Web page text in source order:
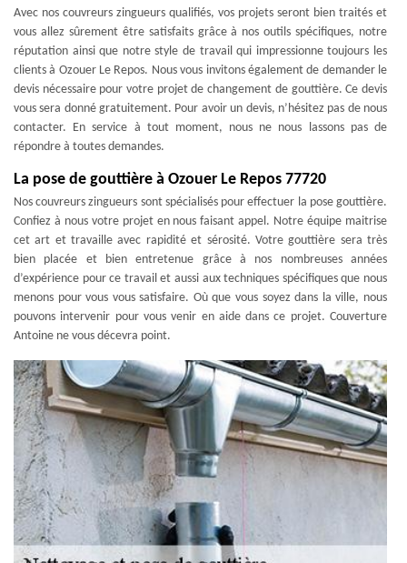
Avec nos couvreurs zingueurs qualifiés, vos projets seront bien traités et
vous allez sûrement être satisfaits grâce à nos outils spécifiques, notre
réputation ainsi que notre style de travail qui impressionne toujours les
clients à Ozouer Le Repos. Nous vous invitons également de demander le
devis nécessaire pour votre projet de changement de gouttière. Ce devis
vous sera donné gratuitement. Pour avoir un devis, n’hésitez pas de nous
contacter. En service à tout moment, nous ne nous lassons pas de
répondre à toutes demandes.
La pose de gouttière à Ozouer Le Repos 77720
Nos couvreurs zingueurs sont spécialisés pour effectuer la pose gouttière.
Confiez à nous votre projet en nous faisant appel. Notre équipe maitrise
cet art et travaille avec rapidité et sérosité. Votre gouttière sera très
bien placée et bien entretenue grâce à nos nombreuses années
d’expérience pour ce travail et aussi aux techniques spécifiques que nous
menons pour vous vous satisfaire. Où que vous soyez dans la ville, nous
pouvons intervenir pour vous venir en aide dans ce projet. Couverture
Antoine ne vous décevra point.